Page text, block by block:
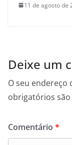
11 de agosto de
Deixe um
O seu endereço
obrigatórios
Comentário *